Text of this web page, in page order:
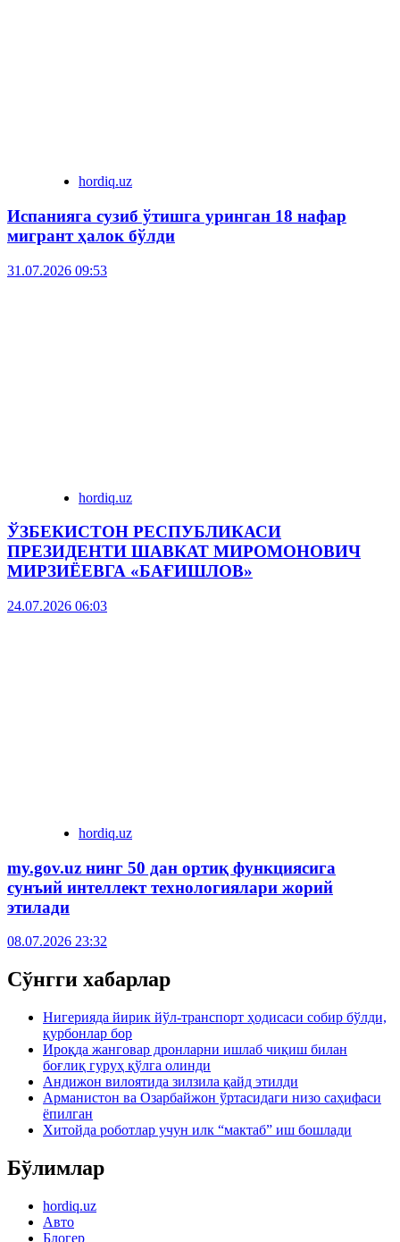
hordiq.uz
Испанияга сузиб ўтишга уринган 18 нафар
мигрант ҳалок бўлди
31.07.2026 09:53
hordiq.uz
ЎЗБЕКИСТОН РЕСПУБЛИКАСИ
ПРЕЗИДЕНТИ ШАВКАТ МИРОМОНОВИЧ
МИРЗИЁЕВГА «БАҒИШЛОВ»
24.07.2026 06:03
hordiq.uz
my.gov.uz нинг 50 дан ортиқ функциясига
сунъий интеллект технологиялари жорий
этилади
08.07.2026 23:32
Сўнгги хабарлар
Нигерияда йирик йўл-транспорт ҳодисаси собир бўлди,
қурбонлар бор
Ироқда жанговар дронларни ишлаб чиқиш билан
боғлиқ гуруҳ қўлга олинди
Андижон вилоятида зилзила қайд этилди
Арманистон ва Озарбайжон ўртасидаги низо саҳифаси
ёпилган
Хитойда роботлар учун илк “мактаб” иш бошлади
Бўлимлар
hordiq.uz
Авто
Блогер